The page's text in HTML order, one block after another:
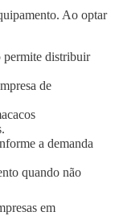
Ao optar
permite distribuir
de
a demanda
quando não
em